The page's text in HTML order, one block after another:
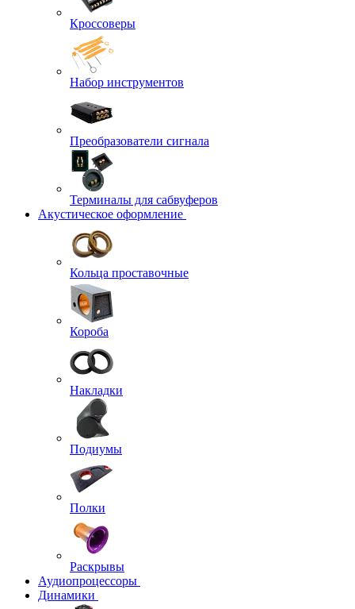
Кроссоверы
Набор инструментов
Преобразователи сигнала
Терминалы для сабвуферов
Акустическое оформление
Кольца проставочные
Короба
Накладки
Подиумы
Полки
Раскрывы
Аудиопроцессоры
Динамики